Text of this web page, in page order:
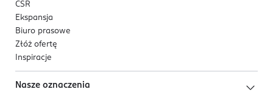
CSR
Ekspansja
Biuro prasowe
Złóż ofertę
Inspiracje
Nasze oznaczenia